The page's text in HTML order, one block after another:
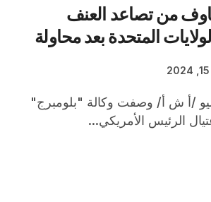
من تصاعد العنف
المتحدة بعد محاولة
الرئيس الأمريكي...